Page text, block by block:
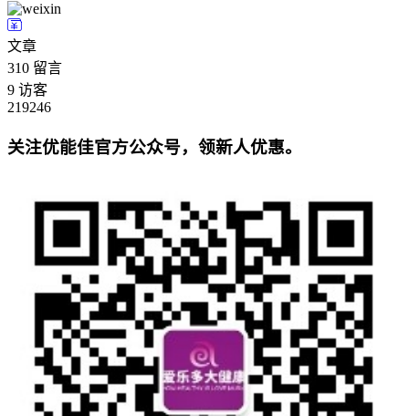
文章
310 留言
9 访客
219246
关注优能佳官方公众号，领新人优惠。